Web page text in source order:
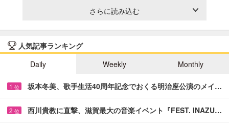
さらに読み込む
人気記事ランキング
Daily
Weekly Monthly
1 位 坂本冬美、歌手生活40周年記念でおくる明治座公演のメイ…
2 位 西川貴教に直撃、滋賀最大の音楽イベント『FEST. INAZU…